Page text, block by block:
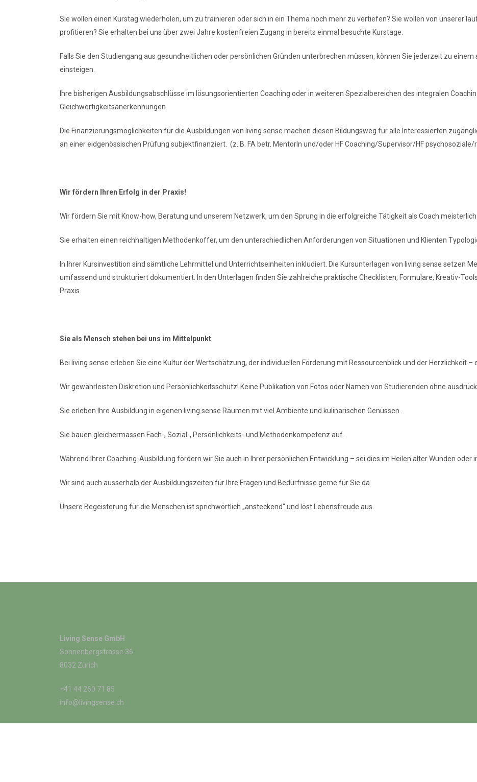
Sie wollen einen Kurstag wiederholen, um zu trainieren oder sich in ein Thema noch mehr zu vertiefen? Sie wollen von unserer
profitieren? Sie erhalten bei uns über zwei Jahre kostenfreien Zugang in bereits einmal besuchte Kurstage.
Falls Sie den Studiengang aus gesundheitlichen oder persönlichen Gründen unterbrechen müssen, können Sie jederzeit zu
einsteigen.
Ihre bisherigen Ausbildungsabschlüsse im lösungsorientierten Coaching oder in weiteren Spezialbereichen des integralen
Gleichwertigkeitsanerkennungen.
Die Finanzierungsmöglichkeiten für die Ausbildungen von living sense machen diesen Bildungsweg für alle Interessierten
an einer eidgenössischen Prüfung subjektfinanziert. (z. B. FA betr. MentorIn und/oder HF Coaching/Supervisor/HF
Wir fördern Ihren Erfolg in der Praxis!
Wir fördern Sie mit Know-how, Beratung und unserem Netzwerk, um den Sprung in die erfolgreiche Tätigkeit als Coach
Sie erhalten einen reichhaltigen Methodenkoffer, um den unterschiedlichen Anforderungen von Situationen und Klienten
In Ihrer Kursinvestition sind sämtliche Lehrmittel und Unterrichtseinheiten inkludiert. Die Kursunterlagen von living sense setzen
umfassend und strukturiert dokumentiert. In den Unterlagen finden Sie zahlreiche praktische Checklisten, Formulare, Kreativ-
Praxis.
Sie als Mensch stehen bei uns im Mittelpunkt
Bei living sense erleben Sie eine Kultur der Wertschätzung, der individuellen Förderung mit Ressourcenblick und der Herzlichkeit –
Wir gewährleisten Diskretion und Persönlichkeitsschutz! Keine Publikation von Fotos oder Namen von Studierenden ohne
Sie erleben Ihre Ausbildung in eigenen living sense Räumen mit viel Ambiente und kulinarischen Genüssen.
Sie bauen gleichermassen Fach-, Sozial-, Persönlichkeits- und Methodenkompetenz auf.
Während Ihrer Coaching-Ausbildung fördern wir Sie auch in Ihrer persönlichen Entwicklung – sei dies im Heilen alter Wunden oder
Wir sind auch ausserhalb der Ausbildungszeiten für Ihre Fragen und Bedürfnisse gerne für Sie da.
Unsere Begeisterung für die Menschen ist sprichwörtlich „ansteckend“ und löst Lebensfreude aus.
Living Sense GmbH
Sonnenbergstrasse 36
8032 Zürich
+41 44 260 71 85
info@livingsense.ch